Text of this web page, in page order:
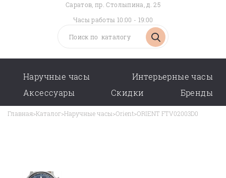
Саратов, пр. Столыпина, д. 25
Часы работы 10:00 - 19:00
Наручные часы
Интерьерные часы
Аксессуары
Скидки Бренды
Главная>Каталог>Наручные часы>Orient>ORIENT FTV02003D0